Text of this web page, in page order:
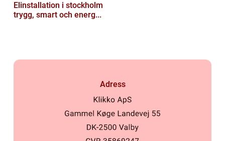
Elinstallation i stockholm
trygg, smart och energ...
Adress